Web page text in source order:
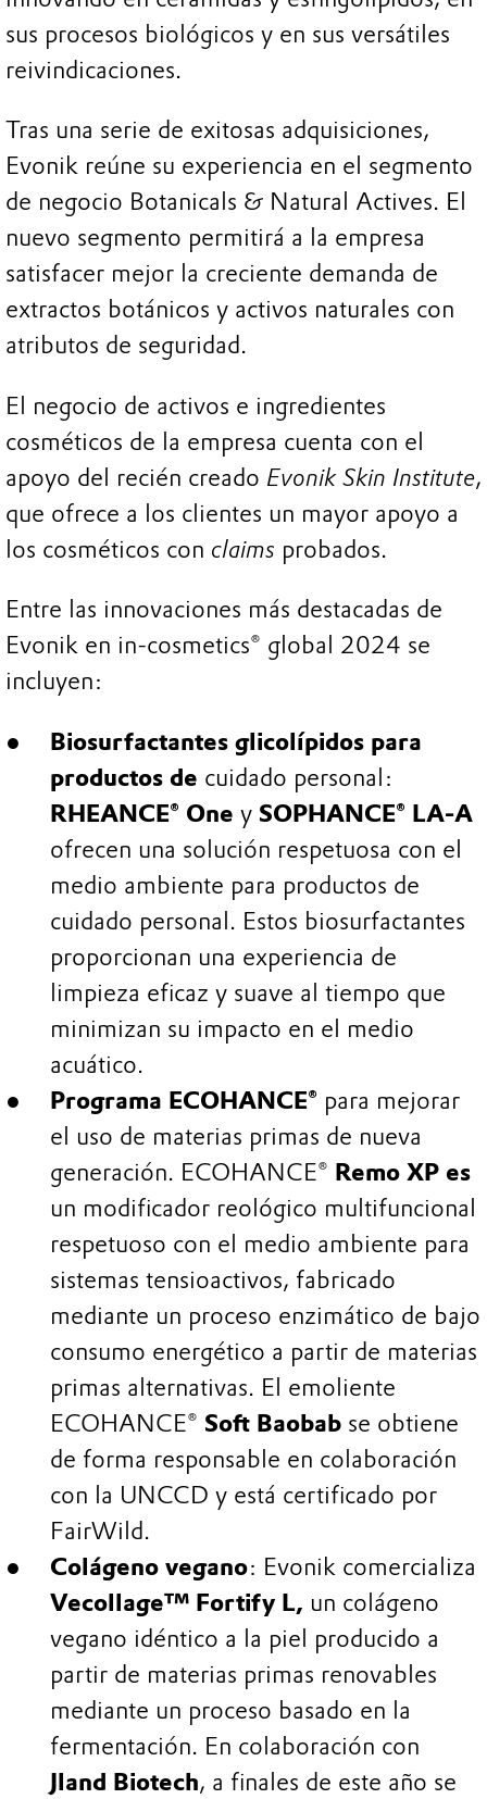
sus procesos biológicos y en sus versátiles
reivindicaciones.
Tras una serie de exitosas adquisiciones,
Evonik reúne su experiencia en el segmento
de negocio Botanicals & Natural Actives. El
nuevo segmento permitirá a la empresa
satisfacer mejor la creciente demanda de
extractos botánicos y activos naturales con
atributos de seguridad.
El negocio de activos e ingredientes
cosméticos de la empresa cuenta con el
apoyo del recién creado Evonik Skin Institute,
que ofrece a los clientes un mayor apoyo a
los cosméticos con claims probados.
Entre las innovaciones más destacadas de
Evonik en in-cosmetics® global 2024 se
incluyen:
Biosurfactantes glicolípidos para
productos de cuidado personal:
RHEANCE® One y SOPHANCE® LA-A
ofrecen una solución respetuosa con el
medio ambiente para productos de
cuidado personal. Estos biosurfactantes
proporcionan una experiencia de
limpieza eficaz y suave al tiempo que
minimizan su impacto en el medio
acuático.
Programa ECOHANCE® para mejorar
el uso de materias primas de nueva
generación. ECOHANCE® Remo XP es
un modificador reológico multifuncional
respetuoso con el medio ambiente para
sistemas tensioactivos, fabricado
mediante un proceso enzimático de bajo
consumo energético a partir de materias
primas alternativas. El emoliente
ECOHANCE® Soft Baobab se obtiene
de forma responsable en colaboración
con la UNCCD y está certificado por
FairWild.
Colágeno vegano: Evonik comercializa
Vecollage™ Fortify L, un colágeno
vegano idéntico a la piel producido a
partir de materias primas renovables
mediante un proceso basado en la
fermentación. En colaboración con
Jland Biotech, a finales de este año se